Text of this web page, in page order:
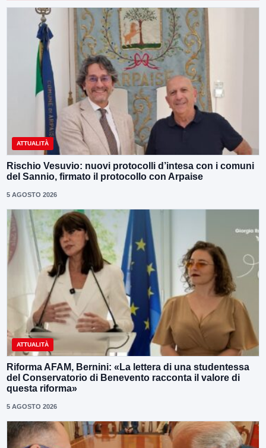
ATTUALITÀ
Rischio Vesuvio: nuovi protocolli d’intesa con i comuni
del Sannio, firmato il protocollo con Arpaise
5 AGOSTO 2026
ATTUALITÀ
Riforma AFAM, Bernini: «La lettera di una studentessa
del Conservatorio di Benevento racconta il valore di
questa riforma»
5 AGOSTO 2026